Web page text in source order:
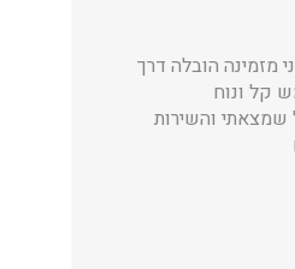
מזמינה הובלה דרך
קל ונוח
שמצאתי והשירות
30/03/2026, 12:23
שמואל:
שמואל לכל סוגי ההובלות
עם מנוף ועד פריט בודד.